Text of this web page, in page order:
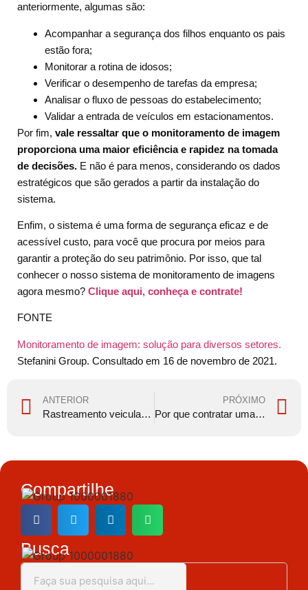
anteriormente, algumas são:
Acompanhar a segurança dos filhos enquanto os pais
estão fora;
Monitorar a rotina de idosos;
Verificar o desempenho de tarefas da empresa;
Analisar o fluxo de pessoas do estabelecimento;
Validar a entrada de veículos em estacionamentos.
Por fim, vale ressaltar que o monitoramento de imagem
proporciona uma maior eficiência e rapidez na tomada
de decisões. E não é para menos, considerando os dados
estratégicos que são gerados a partir da instalação do
sistema.
Enfim, o sistema é uma forma de segurança eficaz e de
acessível custo, para você que procura por meios para
garantir a proteção do seu patrimônio. Por isso, que tal
conhecer o nosso sistema de monitoramento de imagens
agora mesmo? Clique aqui, conheça e contrate!
FONTE
Monitoramento de imagem: solução para diversos setores.
Stefanini Group. Consultado em 16 de novembro de 2021.
ANTERIOR
Rastreamento veicular garante férias com segurança
PRÓXIMO
Por que contratar uma empresa de segurança é essencial?
Compartilhe
Busca